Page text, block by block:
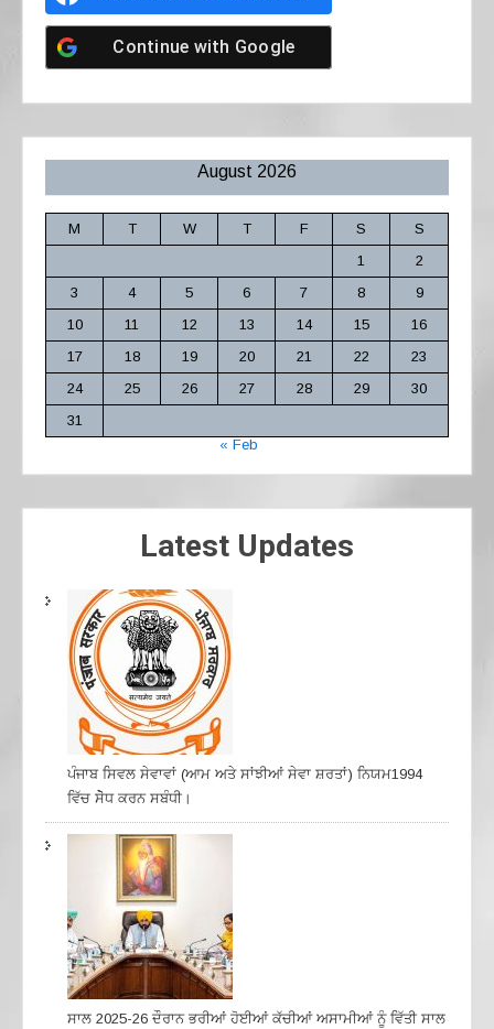
Continue with Google
August 2026
M T W T F S
S
1
2
3
4 5 6 7 8
9
10
11 12 13 14 15
16
17
18 19 20 21 22
23
24
25 26 27 28 29
30
31
« Feb
Latest Updates
ਪੰਜਾਬ ਸਿਵਲ ਸੇਵਾਵਾਂ (ਆਮ ਅਤੇ ਸਾਂਝੀਆਂ ਸੇਵਾ ਸ਼ਰਤਾਂ) ਨਿਯਮ1994
ਵਿੱਚ ਸੇੋਧ ਕਰਨ ਸਬੰਧੀ।
ਸਾਲ 2025-26 ਦੌਰਾਨ ਭਰੀਆਂ ਹੋਈਆਂ ਕੱਚੀਆਂ ਅਸਾਮੀਆਂ ਨੂੰ ਵਿੱਤੀ ਸਾਲ